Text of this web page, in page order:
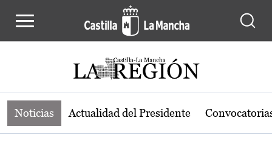
Noticias de la región de Castilla-La
Noticias Actualidad del Presidente